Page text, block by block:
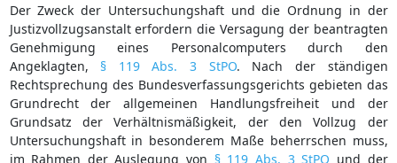
Der Zweck der Untersuchungshaft und die Ordnung in der
Justizvollzugsanstalt erfordern die Versagung der beantragten
Genehmigung eines Personalcomputers durch den
Angeklagten, § 119 Abs. 3 StPO. Nach der ständigen
Rechtsprechung des Bundesverfassungsgerichts gebieten das
Grundrecht der allgemeinen Handlungsfreiheit und der
Grundsatz der Verhältnismäßigkeit, der den Vollzug der
Untersuchungshaft in besonderem Maße beherrschen muss,
im Rahmen der Auslegung von § 119 Abs. 3 StPO und der